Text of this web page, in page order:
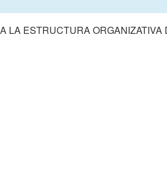
LA ESTRUCTURA